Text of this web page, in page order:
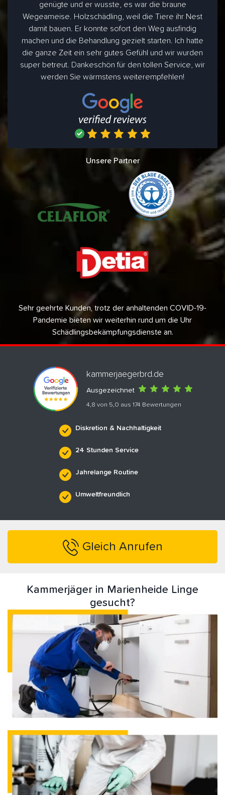
genügte und er wusste, es war die braune
Wegeameise. Holzschädling, weil die Tiere ihr Nest
damit bauen. Er konnte sofort den Weg ausfindig
machen und die Behandlung gezielt starten. Ich hatte
die ganze Zeit ein sehr gutes Gefühl und wir wurden
super betreut. Dankeschön für den tollen Service, wir
werden Sie wärmstens weiterempfehlen!
Unsere Partner
Sehr geehrte Kunden, trotz der anhaltenden COVID-19-
Pandemie bieten wir weiterhin rund um die Uhr
Schädlingsbekämpfungsdienste an.
kammerjaegerbrd.de
Ausgezeichnet
4,8 von 5,0 aus 174 Bewertungen
Diskretion & Nachhaltigkeit
24 Stunden Service
Jahrelange Routine
Umweltfreundlich
Gleich Anrufen
Kammerjäger in Marienheide Linge
gesucht?